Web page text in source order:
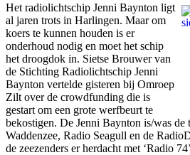
Het radiolichtschip Jenni Baynton ligt
al jaren trots in Harlingen. Maar om
koers te kunnen houden is er
onderhoud nodig en moet het schip
het droogdok in. Sietse Brouwer van
de Stichting Radiolichtschip Jenni
Baynton vertelde gisteren bij Omroep
Zilt over de crowdfunding die is
gestart om een grote werfbeurt te
bekostigen. De Jenni Baynton is/was de
Waddenzee, Radio Seagull en de
de zeezenders er herdacht met ‘Radio